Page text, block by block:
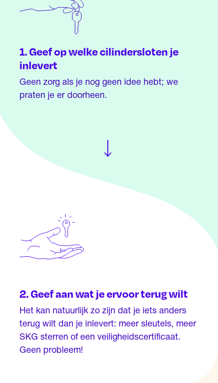
1. Geef op welke cilindersloten je
inlevert
Geen zorg als je nog geen idee hebt; we
praten je er doorheen.
2. Geef aan wat je ervoor terug wilt
Het kan natuurlijk zo zijn dat je iets anders
terug wilt dan je inlevert: meer sleutels, meer
SKG sterren of een veiligheidscertificaat.
Geen probleem!